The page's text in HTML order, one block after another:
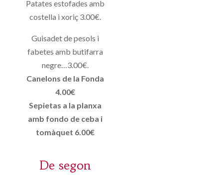
Patates estofades amb
costella i xoriç 3.00€.
Guisadet de pesols i
fabetes amb butifarra
negre…3.00€.
Canelons de la Fonda
4.00€
Sepietas a la planxa
amb fondo de ceba i
tomàquet 6.00€
De segon